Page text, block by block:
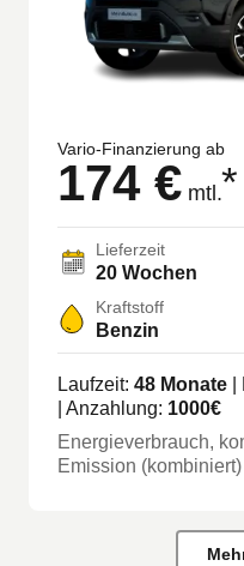
Vario-Finanzierung ab
174 € mtl.*
Lieferzeit
20 Wochen
Kraftstoff
Benzin
Laufzeit: 48 Monate
| Anzahlung: 1000€
Energieverbrauch,
Emission